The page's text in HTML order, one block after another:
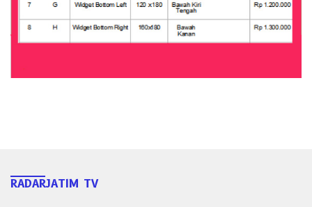
RADARJATIM TV